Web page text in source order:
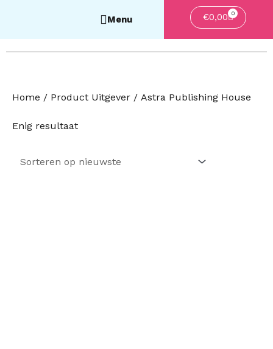
€0,00 0
Home / Product Uitgever / Astra Publishing House
Enig resultaat